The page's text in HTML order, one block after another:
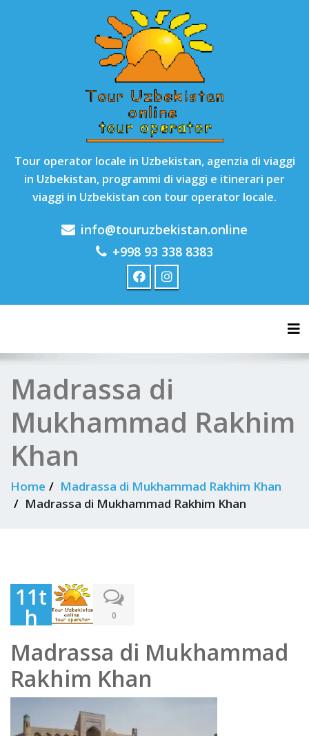
Tour operator locale in Uzbekistan, agenzia di viaggi
in Uzbekistan, programmi di viaggi e itinerari per
viaggi in Uzbekistan con tour operator locale.
info@touruzbekistan.online
+998 93 338 8383
Madrassa di
Mukhammad Rakhim
Khan
Home
Madrassa di Mukhammad Rakhim Khan
Madrassa di Mukhammad Rakhim Khan
11t
h
Au
gus
t
202
0
0
Madrassa di Mukhammad
Rakhim Khan